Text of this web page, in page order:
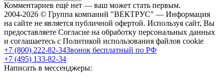
Комментариев ещё нет — ваш может стать первым.
2004-2026 © Группа компаний "ВЕКТРУС" — Информация
на сайте не является публичной офертой. Используя сайт, Вы
предоставляете Согласие на обработку персональных данных
и соглашаетесь с Политикой использования файлов cookie
+7 (800) 222-82-34Звонок бесплатный по РФ
+7 (495) 133-82-34
Написать в мессенджеры: